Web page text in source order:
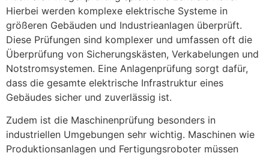
Hierbei werden komplexe elektrische Systeme in
größeren Gebäuden und Industrieanlagen überprüft.
Diese Prüfungen sind komplexer und umfassen oft die
Überprüfung von Sicherungskästen, Verkabelungen und
Notstromsystemen. Eine Anlagenprüfung sorgt dafür,
dass die gesamte elektrische Infrastruktur eines
Gebäudes sicher und zuverlässig ist.
Zudem ist die Maschinenprüfung besonders in
industriellen Umgebungen sehr wichtig. Maschinen wie
Produktionsanlagen und Fertigungsroboter müssen